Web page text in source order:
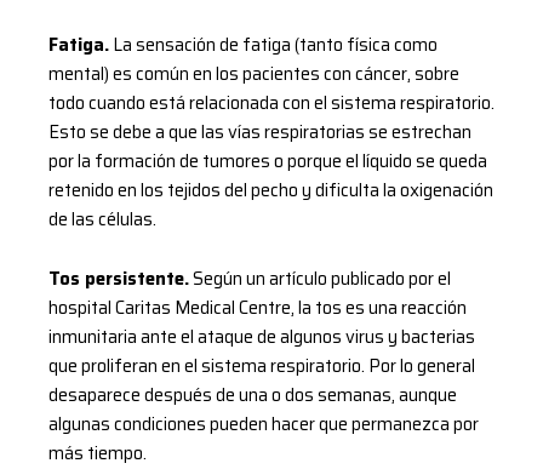
Fatiga.La sensación de fatiga (tanto física como
mental) es común en los pacientes con cáncer, sobre
todo cuando está relacionada con el sistema respiratorio.
Esto se debe a que las vías respiratorias se estrechan
por la formación de tumores o porque el líquido se queda
retenido en los tejidos del pecho y dificulta la oxigenación
de las células.
Tos persistente.Según un artículo publicado por el
hospital Caritas Medical Centre, la tos es una reacción
inmunitaria ante el ataque de algunos virus y bacterias
que proliferan en el sistema respiratorio. Por lo general
desaparece después de una o dos semanas, aunque
algunas condiciones pueden hacer que permanezca por
más tiempo.